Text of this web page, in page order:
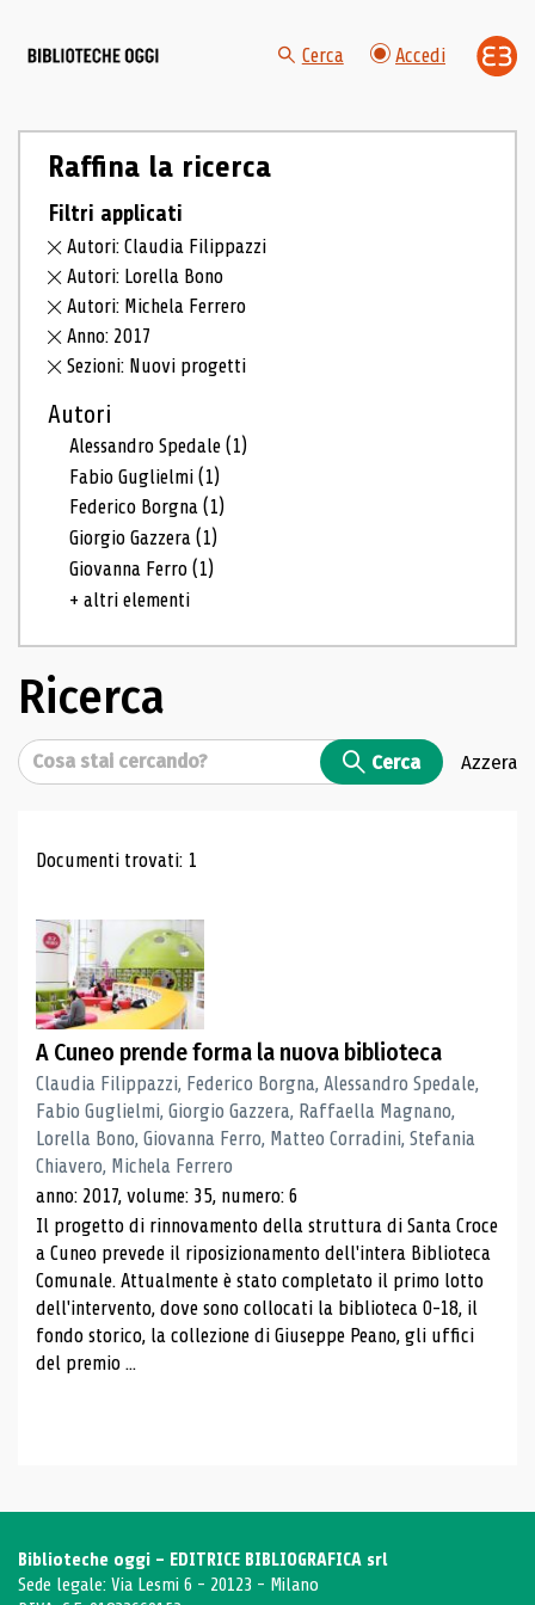
Cerca Accedi
Raffina la ricerca
Filtri applicati
Autori: Claudia Filippazzi
Autori: Lorella Bono
Autori: Michela Ferrero
Anno: 2017
Sezioni: Nuovi progetti
Autori
Alessandro Spedale(1)
Fabio Guglielmi(1)
Federico Borgna(1)
Giorgio Gazzera(1)
Giovanna Ferro(1)
+ altri elementi
Ricerca
Cerca Cerca Azzera
Risultati di ricerca
Documenti trovati: 1
A Cuneo prende forma la nuova biblioteca
Claudia Filippazzi, Federico Borgna, Alessandro Spedale,
Fabio Guglielmi, Giorgio Gazzera, Raffaella Magnano,
Lorella Bono, Giovanna Ferro, Matteo Corradini, Stefania
Chiavero, Michela Ferrero
anno: 2017, volume: 35, numero: 6
Il progetto di rinnovamento della struttura di Santa Croce
a Cuneo prevede il riposizionamento dell'intera Biblioteca
Comunale. Attualmente è stato completato il primo lotto
dell'intervento, dove sono collocati la biblioteca 0-18, il
fondo storico, la collezione di Giuseppe Peano, gli uffici
del premio ...
Biblioteche oggi - EDITRICE BIBLIOGRAFICA srl
Sede legale: Via Lesmi 6 - 20123 - Milano